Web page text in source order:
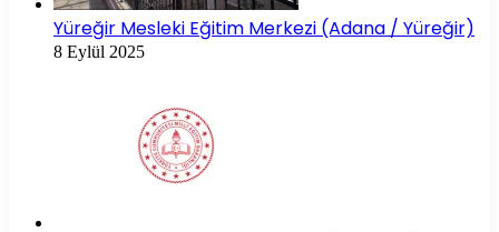
Yüreğir Mesleki Eğitim Merkezi (Adana / Yüreğir)
8 Eylül 2025